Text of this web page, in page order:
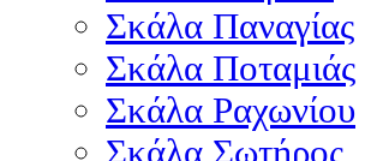
Σκάλα Παναγίας
Σκάλα Ποταμιάς
Σκάλα Ραχωνίου
Σκάλα Σωτήρος